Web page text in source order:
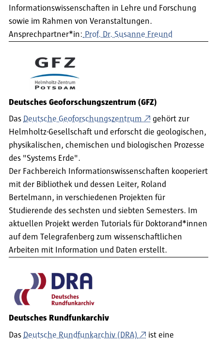
Informationswissenschaften in Lehre und Forschung
sowie im Rahmen von Veranstaltungen.
Ansprechpartner*in: Prof. Dr. Susanne Freund
Deutsches Geoforschungszentrum (GFZ)
Das Deutsche Geoforschungszentrum
gehört zur
Helmholtz-Gesellschaft und erforscht die geologischen,
physikalischen, chemischen und biologischen Prozesse
des "Systems Erde".
Der Fachbereich Informationswissenschaften kooperiert
mit der Bibliothek und dessen Leiter, Roland
Bertelmann, in verschiedenen Projekten für
Studierende des sechsten und siebten Semesters. Im
aktuellen Projekt werden Tutorials für Doktorand*innen
auf dem Telegrafenberg zum wissenschaftlichen
Arbeiten mit Information und Daten erstellt.
Deutsches Rundfunkarchiv
Das Deutsche Rundfunkarchiv (DRA)
ist eine